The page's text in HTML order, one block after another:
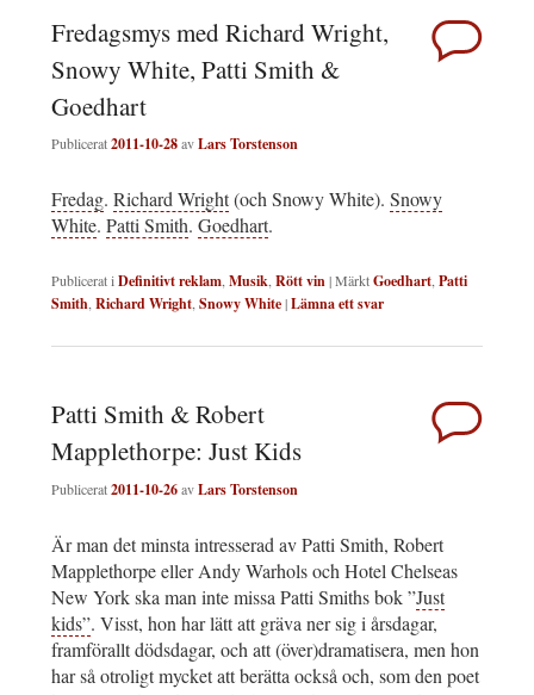
Fredagsmys med Richard Wright,
Snowy White, Patti Smith &
Goedhart
Publicerat2011-10-28avLars Torstenson
Fredag. Richard Wright(och Snowy White). Snowy
White. Patti Smith. Goedhart.
Publicerat iDefinitivt reklam,Musik,Rött vin|MärktGoedhart,Patti
Smith,Richard Wright,Snowy White|Lämna ett svar
Patti Smith & Robert
Mapplethorpe: Just Kids
Publicerat2011-10-26avLars Torstenson
Är man det minsta intresserad av Patti Smith, Robert
Mapplethorpe eller Andy Warhols och Hotel Chelseas
New York ska man inte missa Patti Smiths bok ”Just
kids”. Visst, hon har lätt att gräva ner sig i årsdagar,
framförallt dödsdagar, och att (över)dramatisera, men hon
har så otroligt mycket att berätta också och, som den poet